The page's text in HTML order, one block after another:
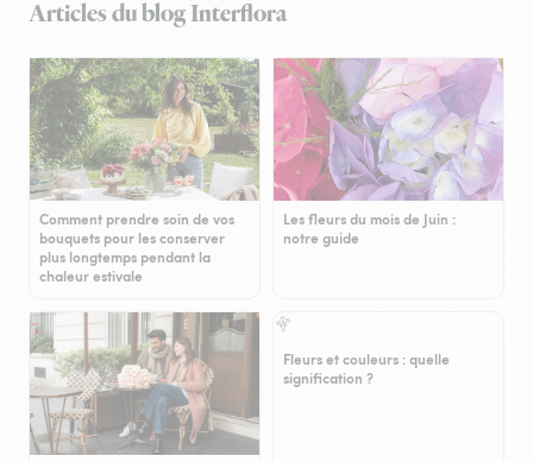
Articles du blog Interflora
Comment prendre soin de vos
bouquets pour les conserver
plus longtemps pendant la
chaleur estivale
Les fleurs du mois de Juin :
notre guide
Fleurs et couleurs : quelle
signification ?